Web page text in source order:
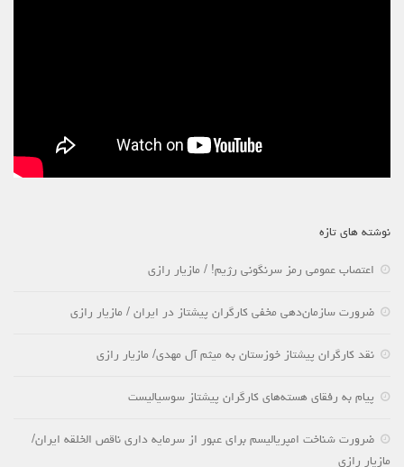
نوشته های تازه
اعتصاب عمومی رمز سرنگونی رژیم! / مازیار رازی
ضرورت سازمان‌دهی مخفی کارگران پیشتاز در ایران / مازیار رازی
نقد کارگران پیشتاز خوزستان به میثم آل مهدی/ مازیار رازی
پیام به رفقای هسته‌های کارگران پیشتاز سوسیالیست
ضرورت شناخت امپریالیسم برای عبور از سرمایه داری ناقص الخلقه ایران/
مازیار رازی